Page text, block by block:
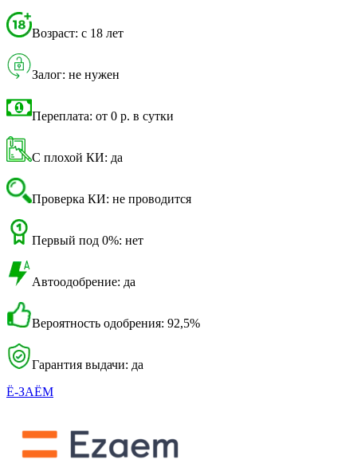
Возраст: с 18 лет
Залог: не нужен
Переплата: от 0 р. в сутки
С плохой КИ: да
Проверка КИ: не проводится
Первый под 0%: нет
Автоодобрение: да
Вероятность одобрения: 92,5%
Гарантия выдачи: да
Ё-ЗАЁМ